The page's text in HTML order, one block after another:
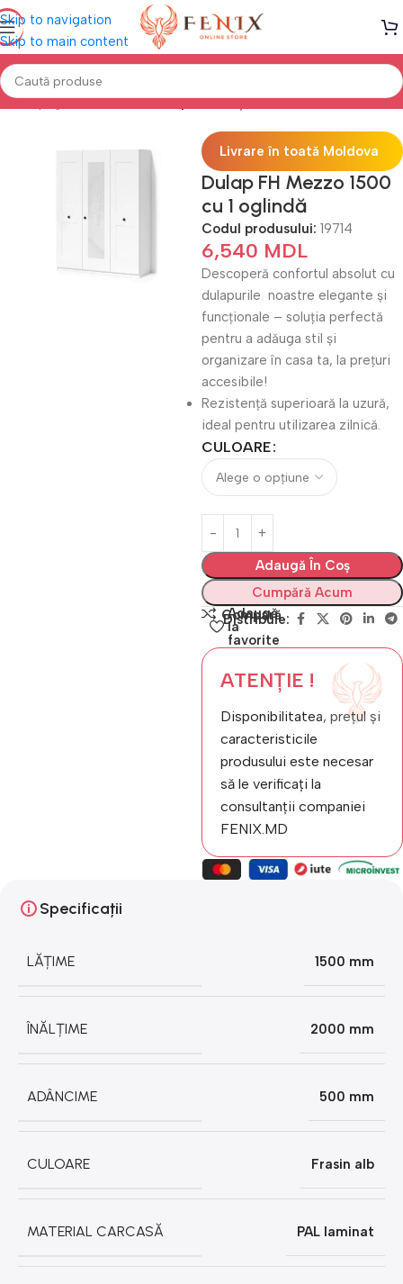
Skip to navigation
Skip to main content
Prima pagină DULAPURI Dulapuri cu uși Pliante
Livrare în toată Moldova
Dulap FH Mezzo 1500
cu 1 oglindă
Codul produsului: 19714
6,540 MDL
Descoperă confortul absolut cu
dulapurile noastre elegante și
funcționale – soluția perfectă
pentru a adăuga stil și
organizare în casa ta, la prețuri
accesibile!
Rezistență superioară la uzură,
ideal pentru utilizarea zilnică.
CULOARE
Adaugă În Coș
Cumpără Acum
Compară
Adaugă
la
favorite
Distribuie:
ATENȚIE !
Disponibilitatea, prețul și
caracteristicile
produsului este necesar
să le verificați la
consultanții companiei
FENIX.MD
Specificații
LĂȚIME 1500 mm
ÎNĂLȚIME 2000 mm
ADÂNCIME 500 mm
CULOARE Frasin alb
MATERIAL CARCASĂ PAL laminat